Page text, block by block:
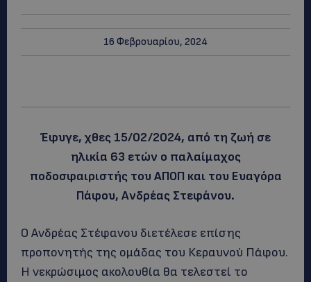
16 Φεβρουαρίου, 2024
Έφυγε, χθες 15/02/2024, από τη ζωή σε
ηλικία 63 ετών ο παλαίμαχος
ποδοσφαιριστής του ΑΠΟΠ και του Ευαγόρα
Πάφου, Ανδρέας Στεφάνου.
Ο Ανδρέας Στέφανου διετέλεσε επίσης
προπονητής της ομάδας του Κεραυνού Πάφου.
Η νεκρώσιμος ακολουθία θα τελεστεί το